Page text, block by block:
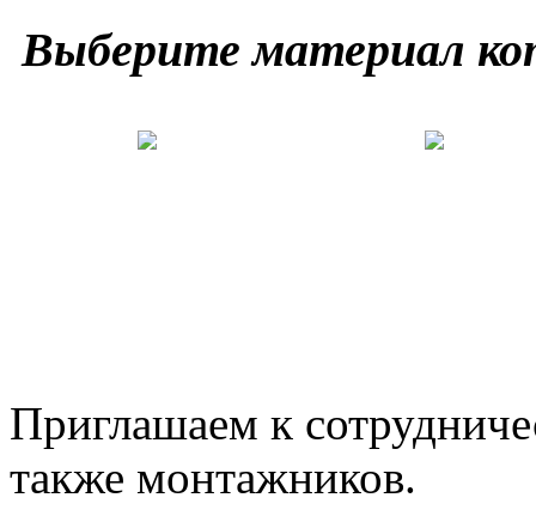
Выберите материал
Приглашаем к
также монтажников.